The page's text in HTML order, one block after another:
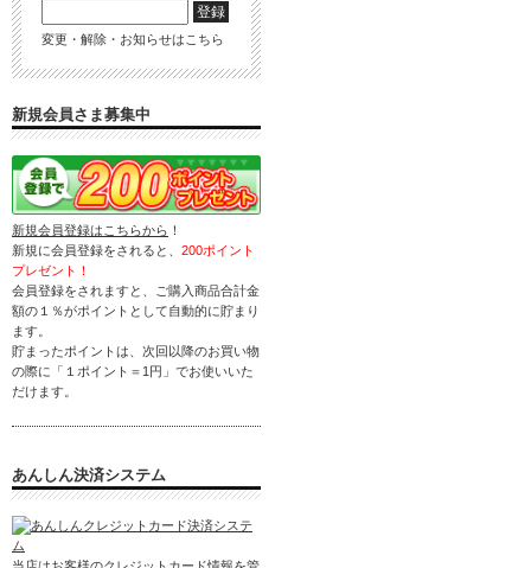
変更・解除・お知らせはこちら
新規会員さま募集中
新規会員登録はこちらから ！
新規に会員登録をされると、 200ポイント
プレゼント！
会員登録をされますと、ご購入商品合計金
額の１％がポイントとして自動的に貯まり
ます。
貯まったポイントは、次回以降のお買い物
の際に「１ポイント＝1円」でお使いいた
だけます。
あんしん決済システム